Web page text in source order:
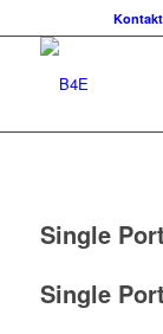
Kontakt
Single
Single